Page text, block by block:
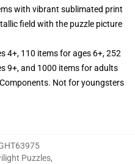
with vibrant sublimated print
field with the puzzle picture
4+, 110 items for ages 6+, 252
9+, and 1000 items for adults
Not for youngsters
Puzzles,